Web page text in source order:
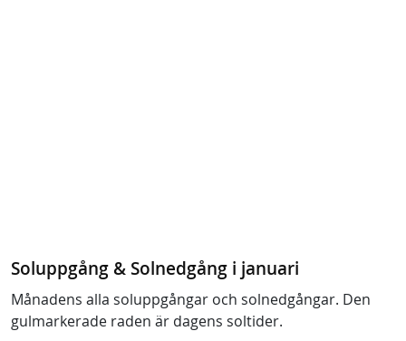
Soluppgång & Solnedgång i januari
Månadens alla soluppgångar och solnedgångar. Den
gulmarkerade raden är dagens soltider.